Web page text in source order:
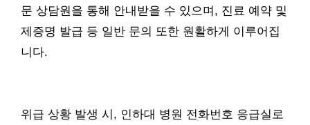
문 상담원을 통해 안내받을 수 있으며, 진료 예약 및
제증명 발급 등 일반 문의 또한 원활하게 이루어집
니다.
위급 상황 발생 시, 인하대 병원 전화번호 응급실로